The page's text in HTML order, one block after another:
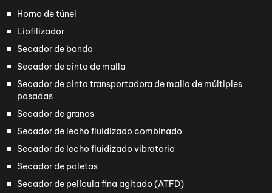
Horno de túnel
Liofilizador
Secador de banda
Secador de cinta de malla
Secador de cinta transportadora de malla de múltiples
pasadas
Secador de granos
Secador de lecho fluidizado combinado
Secador de lecho fluidizado vibratorio
Secador de paletas
Secador de película fina agitado (ATFD)